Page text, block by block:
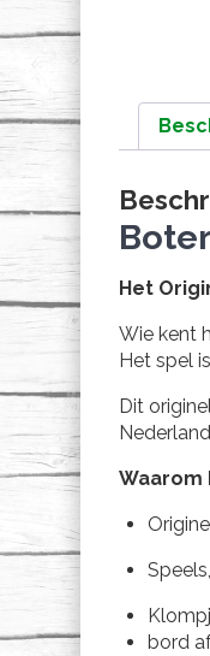
Het
Wie kent
Het spel
Dit
Waarom
bord